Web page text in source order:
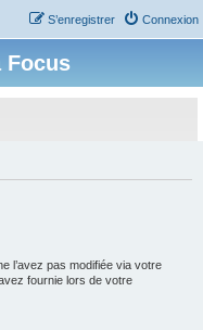
Connexion
S’enregistrer
Focus
l’avez pas modifiée via votre
fournie lors de votre